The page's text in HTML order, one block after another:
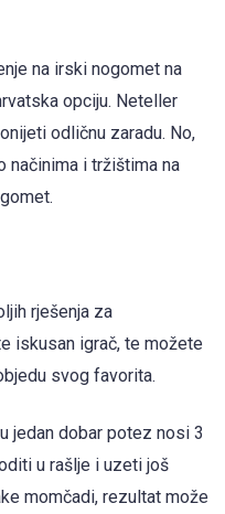
na irski nogomet na
opciju. Neteller
odličnu zaradu. No,
načinima i tržištima na
rješenja za
iskusan igrač, te možete
svog favorita.
jedan dobar potez nosi 3
u rašlje i uzeti još
momčadi, rezultat može